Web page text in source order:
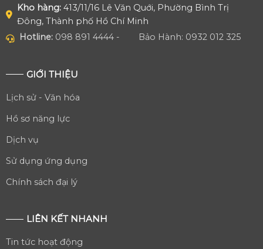
Kho hàng:413/11/16 Lê Văn Quới, Phường Bình Trị
Đông, Thành phố Hồ Chí Minh
Hotline: 098 891 4444 - Bảo Hành: 0932 012 325
GIỚI THIỆU
Lịch sử - Văn hóa
Hồ sơ năng lực
Dịch vụ
Sử dụng ứng dụng
Chính sách đại lý
LIÊN KẾT NHANH
Tin tức hoạt động